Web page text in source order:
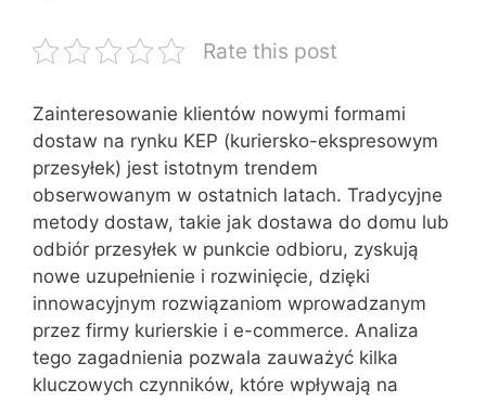
Rate this post
Zainteresowanie klientów nowymi formami
dostaw na rynku KEP (kuriersko-ekspresowym
przesyłek) jest istotnym trendem
obserwowanym w ostatnich latach. Tradycyjne
metody dostaw, takie jak dostawa do domu lub
odbiór przesyłek w punkcie odbioru, zyskują
nowe uzupełnienie i rozwinięcie, dzięki
innowacyjnym rozwiązaniom wprowadzanym
przez firmy kurierskie i e-commerce. Analiza
tego zagadnienia pozwala zauważyć kilka
kluczowych czynników, które wpływają na